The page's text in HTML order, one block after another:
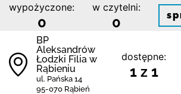
wypożyczone:
0
w czytelni:
0
BP
Aleksandrów
Łodzki Filia w
Rąbieniu
ul. Pańska 14
95-070 Rąbień
dostępne:
1 z 1